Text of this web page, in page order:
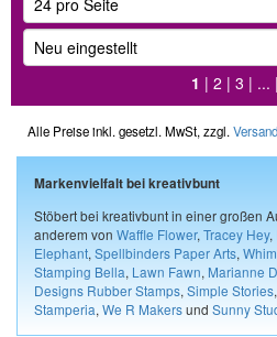
1 | 2 | 3 | ... |
Alle Preise inkl. gesetzl. MwSt, zzgl.
Markenvielfalt bei kreativbunt
Stöbert bei kreativbunt in einer großen
anderem von Waffle Flower, Tracey Hey,
Elephant, Spellbinders Paper Arts,
Stamping Bella, Lawn Fawn, Marianne
Designs Rubber Stamps, Simple Stories,
Stamperia, We R Makersund Sunny